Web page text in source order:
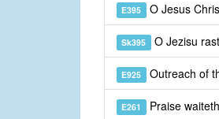
E395 O Jesus
Sk395 O Jezisu
E925 Outreach of
E261 Praise